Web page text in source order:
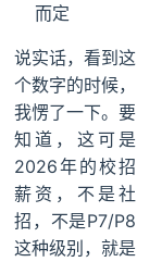
而定
说实话，看到这
个数字的时候，
我愣了一下。要
知道，这可是
2026年的校招
薪资，不是社
招，不是P7/P8
这种级别，就是